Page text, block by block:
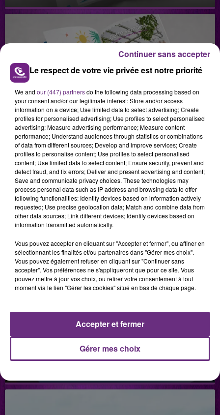
29 juillet 2026
GAGNEZ VOTRE SÉJOUR AU CENTER
PARCS DU LAC D’AILETTE AVEC
CHAMPAGNE FM
LES PODCASTS
2 juillet 2026
Hôpital de mon Toudou
Le respect de votre vie privée est notre priorité
We and our (447) partnersdo the following data processing based on
your consent and/or our legitimate interest: Store and/or access
information on a device; Use limited data to select advertising; Create
profiles for personalised advertising; Use profiles to select personalised
advertising; Measure advertising performance; Measure content
performance; Understand audiences through statistics or combinations
of data from different sources; Develop and improve services; Create
profiles to personalise content; Use profiles to select personalised
content; Use limited data to select content; Ensure security, prevent and
detect fraud, and fix errors; Deliver and present advertising and content;
Save and communicate privacy choices. These technologies may
process personal data such as IP address and browsing data to offer
following functionalities: Identify devices based on information actively
requested; Use precise geolocation data; Match and combine data from
other data sources; Link different devices; Identify devices based on
information transmitted automatically.
Vous pouvez accepter en cliquant sur "Accepter et fermer", ou affiner en
sélectionnant les finalités et/ou partenaires dans "Gérer mes choix".
Vous pouvez également refuser en cliquant sur "Continuer sans
accepter". Vos préférences ne s'appliqueront que pour ce site. Vous
pouvez mettre à jour vos choix, ou retirer votre consentement à tout
moment via le lien "Gérer les cookies" situé en bas de chaque page.
Gérer mes choix
Accepter et fermer
Continuer sans accepter